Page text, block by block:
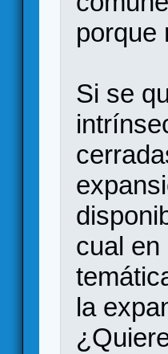
porque
Si se
cual
la